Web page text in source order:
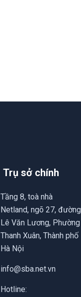
Trụ sở chính
Tầng 8, toà nhà
Netland, ngõ 27, đường
Lê Văn Lương, Phường
Thanh Xuân, Thành phố
Hà Nội
info@sba.net.vn
Hotline: